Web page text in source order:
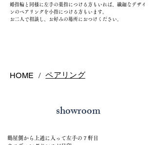
婚指輪と同様に左手の薬指につける方もいれば、繊細なデザイ
ンのペアリングを小指につける方もいます。
お二人で相談し、お好みの場所におつけください。
HOME / ペアリング
showroom
鶴屋側から上通に入って左手の７軒目